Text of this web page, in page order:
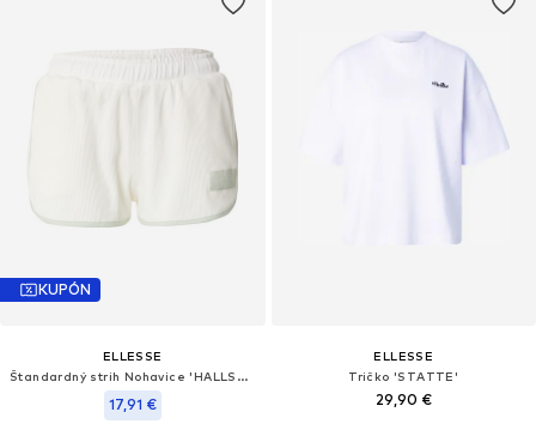
KUPÓN
ELLESSE
Štandardný strih Nohavice 'HALLSAT'
17,91 €
ELLESSE
Tričko 'STATTE'
29,90 €